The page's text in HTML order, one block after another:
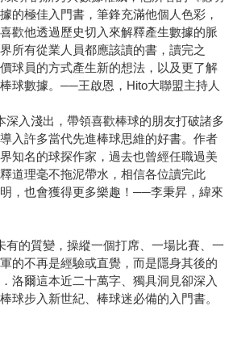
所有熱愛棒球的人：數據與科技本身
勝利的過程中，人們如何使用這些工
走到哪裡。 5. 《聰明看棒
看棒球》是我第一
的書，讓我印象非常深刻，也算是人
有一天可以成為推薦人。作者Keith
點激進的語氣，重新檢視許多長期存
，例如打擊率、勝投或打點這些傳統
球員的表現。 書中有解釋，
轉向更進階的數據指標，例如上壘率
（WAR），因為這些指標能更準確地
討論棒球觀點。但不得不說，這本書
告訴讀者一件事情：如果想更深入理
計量學（Sabermetrics）幾乎是不可避
的極佳入門書，筆鋒充滿他個人色彩，
歡他透過歷史切入來解釋產生數據的脈
所有從業人員都應該讀的書，讀完之
球員的方式產生新的想法，以及更了解
球數據。──王啟恩，Hito大聯盟主持人
深入淺出，帶領喜歡棒球的朋友打破諸多
入許多當代先進棒球思維的好書。作者
知名的球探作家，過去也曾經任職過美
道理毫不拖泥帶水，相信各位讀完此
，也會獲得更多樂趣！──李秉昇，緯來
有的質變，操縱一個打席、一場比賽、一
的不再是經驗或直覺，而是隱身其後的
洛爾這本近二十萬字、獨具洞見卻深入
球步入新世紀、棒球迷必備的入門書。